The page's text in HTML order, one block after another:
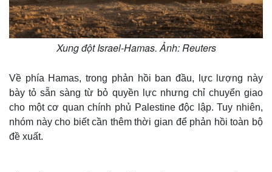
Xung đột Israel-Hamas. Ảnh: Reuters
Về phía Hamas, trong phản hồi ban đầu, lực lượng này
bày tỏ sẵn sàng từ bỏ quyền lực nhưng chỉ chuyển giao
cho một cơ quan chính phủ Palestine độc lập. Tuy nhiên,
nhóm này cho biết cần thêm thời gian để phản hồi toàn bộ
đề xuất.